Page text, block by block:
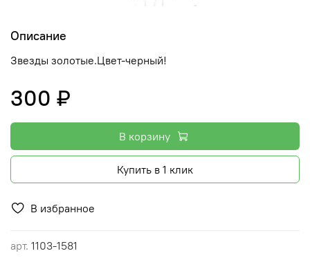
В избранное
арт. 1103-1581
Описание
Звезды золотые.Цвет-черный!
300 ₽
В корзину
Купить в 1 клик